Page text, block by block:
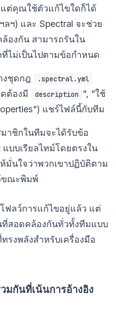
ต่คุณใช้ตัวแก้ไขใดก็ได้
ลฯ) และ Spectral จะช่วย
องกัน สามารถรันใน
ที่ไม่เป็นไปตามข้อกำหนด
งชุดกฎ .spectral.yml
ต้องมี description
", "ใช้
แชร์ไฟล์นี้กับทีม
าชิกในทีมจะได้รับข้อ
บบเรียลไทม์โดยตรงใน
มั่นใจว่าพวกเขาปฏิบัติตาม
ขณะพิมพ์
ฟลว์การแก้ไขอยู่แล้ว แต่
ที่สอดคล้องกันทั่วทั้งทีมแบบ
รงพลังสำหรับเครื่องมือ
มกันที่เน้นการอ้างอิง